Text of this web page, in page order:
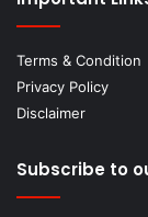
Terms & Condition
Privacy Policy
Disclaimer
Subscribe to